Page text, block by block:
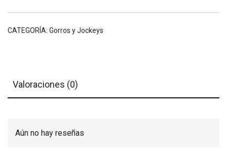
CATEGORÍA: Gorros y Jockeys
Valoraciones (0)
Aún no hay reseñas